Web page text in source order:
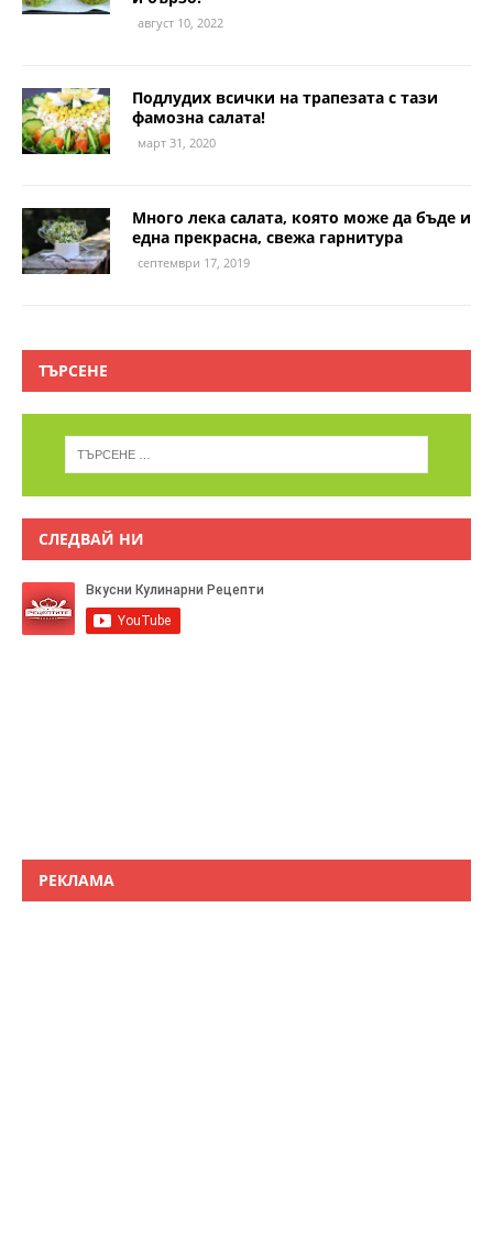
август 10, 2022
Подлудих всички на трапезата с тази
фамозна салата!
март 31, 2020
Много лека салата, която може да бъде и
една прекрасна, свежа гарнитура
септември 17, 2019
ТЪРСЕНЕ
СЛЕДВАЙ НИ
РЕКЛАМА